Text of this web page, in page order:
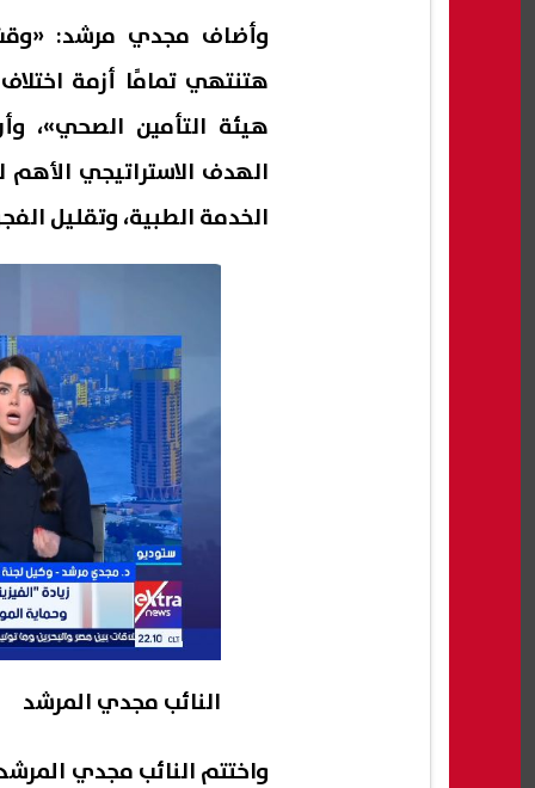
وأضاف مجدي مرشد:
هتنتهي تمامًا أزمة
هيئة التأمين الصحي»،
الهدف الاستراتيجي
الخدمة الطبية، وتقليل
النائب مجدي المرشد
واختتم النائب مجدي